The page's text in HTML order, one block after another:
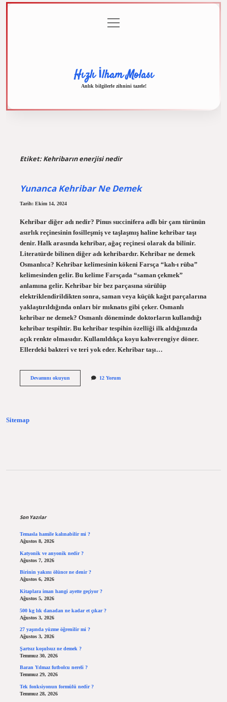
menüyü
aç
Hızlı İlham Molası
Anlık bilgilerle zihnini tazele!
Etiket:Kehribarın enerjisi nedir
Yunanca Kehribar Ne Demek
Tarih: Ekim 14, 2024
Kehribar diğer adı nedir? Pinus succinifera adlı bir çam türünün
asırlık reçinesinin fosilleşmiş ve taşlaşmış haline kehribar taşı
denir. Halk arasında kehribar, ağaç reçinesi olarak da bilinir.
Literatürde bilinen diğer adı kehribardır. Kehribar ne demek
Osmanlıca? Kehribar kelimesinin kökeni Farsça “kah-ı rüba”
kelimesinden gelir. Bu kelime Farsçada “saman çekmek”
anlamına gelir. Kehribar bir bez parçasına sürülüp
elektriklendirildikten sonra, saman veya küçük kağıt parçalarına
yaklaştırıldığında onları bir mıknatıs gibi çeker. Osmanlı
kehribar ne demek? Osmanlı döneminde doktorların kullandığı
kehribar tespihtir. Bu kehribar tespihin özelliği ilk aldığınızda
açık renkte olmasıdır. Kullanıldıkça koyu kahverengiye döner.
Ellerdeki bakteri ve teri yok eder. Kehribar taşı…
Devamını okuyunYunanca
12 Yorum
Sitemap
Son Yazılar
Temasla hamile kalınabilir mi ?
Ağustos 8, 2026
Katyonik ve anyonik nedir ?
Ağustos 7, 2026
Birinin yakını ölünce ne denir ?
Ağustos 6, 2026
Kitaplara iman hangi ayette geçiyor ?
Ağustos 5, 2026
500 kg lık danadan ne kadar et çıkar ?
Ağustos 3, 2026
27 yaşında yüzme öğrenilir mi ?
Ağustos 3, 2026
Şartsız koşulsuz ne demek ?
Temmuz 30, 2026
Baran Yılmaz futbolcu nereli ?
Temmuz 29, 2026
Tek fonksiyonun formülü nedir ?
Temmuz 28, 2026